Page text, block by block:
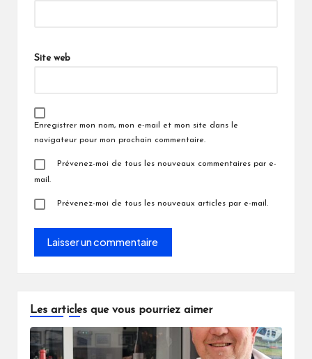
Site web
Enregistrer mon nom, mon e-mail et mon site dans le
navigateur pour mon prochain commentaire.
Prévenez-moi de tous les nouveaux commentaires par e-
mail.
Prévenez-moi de tous les nouveaux articles par e-mail.
Les articles que vous pourriez aimer